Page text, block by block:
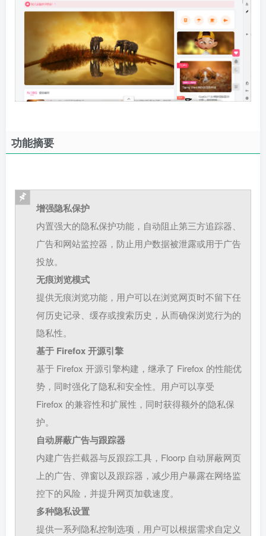
功能摘要
增强隐私保护
内置强大的隐私保护功能，自动阻止第三方追踪器、
广告和网站监控器，防止用户数据被泄露或用于广告
投放。
无痕浏览模式
提供无痕浏览功能，用户可以在浏览网页时不留下任
何历史记录、缓存或搜索历史，从而确保浏览行为的
隐私性。
基于 Firefox 开源引擎
基于 Firefox 开源引擎构建，继承了 Firefox 的性能优
势，同时强化了隐私和安全性。用户可以享受
Firefox 的兼容性和扩展性，同时获得额外的隐私保
护。
自动屏蔽广告与跟踪器
内建广告拦截器与反跟踪工具，Floorp 自动屏蔽网页
上的广告、弹窗以及跟踪器，减少用户暴露在网络监
控下的风险，并提升网页加载速度。
多种隐私设置
提供一系列隐私控制选项，用户可以根据需求自定义